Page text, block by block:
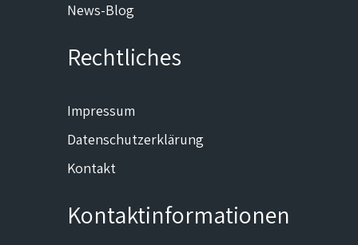
News-Blog
Rechtliches
Impressum
Datenschutzerklärung
Kontakt
Kontaktinformationen